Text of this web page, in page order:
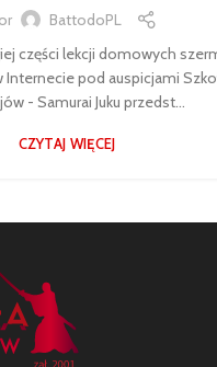
BattodoPL
części lekcji domowych
Internecie pod auspicjami
- Samurai Juku przedst...
CZYTAJ WIĘCEJ